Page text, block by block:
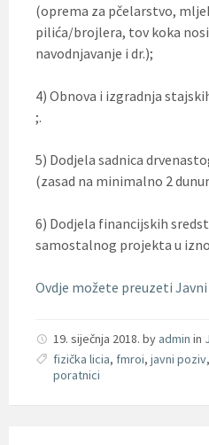
(oprema za pčelarstvo,
pilića/brojlera, tov koka
navodnjavanje i dr.);
4) Obnova i izgradnja
;.
5) Dodjela sadnica
(zasad na minimalno 2
6) Dodjela financijskih
samostalnog projekta u
Ovdje možete preuzeti
19. siječnja 2018. by admin in
fizička licia, fmroi, javni poziv,
poratnici